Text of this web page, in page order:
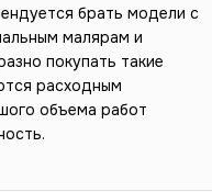
брать модели с
малярам и
покупать такие
расходным
объема работ